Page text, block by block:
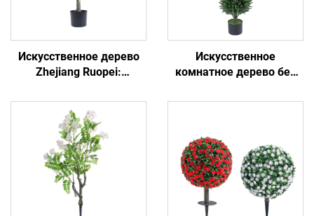
Искусственное дерево
Zhejiang Ruopei:
вечнозелёное
Искусственное
комнатное дерево без
для ленивых